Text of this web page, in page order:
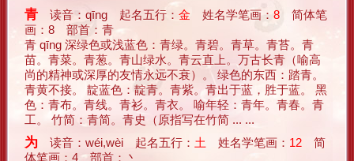
青 读音：qīng 起名五行： 金 姓名学笔画： 8 简体笔
画：8 部首：青
青 qīng 深绿色或浅蓝色：青绿。青碧。青草。青苔。青
苗。青菜。青葱。青山绿水。青云直上。万古长青（喻高
尚的精神或深厚的友情永远不衰）。 绿色的东西：踏青。
青黄不接。 靛蓝色：靛青。青紫。青出于蓝，胜于蓝。 黑
色：青布。青线。青衫。青衣。 喻年轻：青年。青春。青
工。 竹简：青简。青史（原指写在竹简 ... ...
为 读音：wéi,wèi 起名五行： 土 姓名学笔画： 12 简
体笔画：4 部首：丶